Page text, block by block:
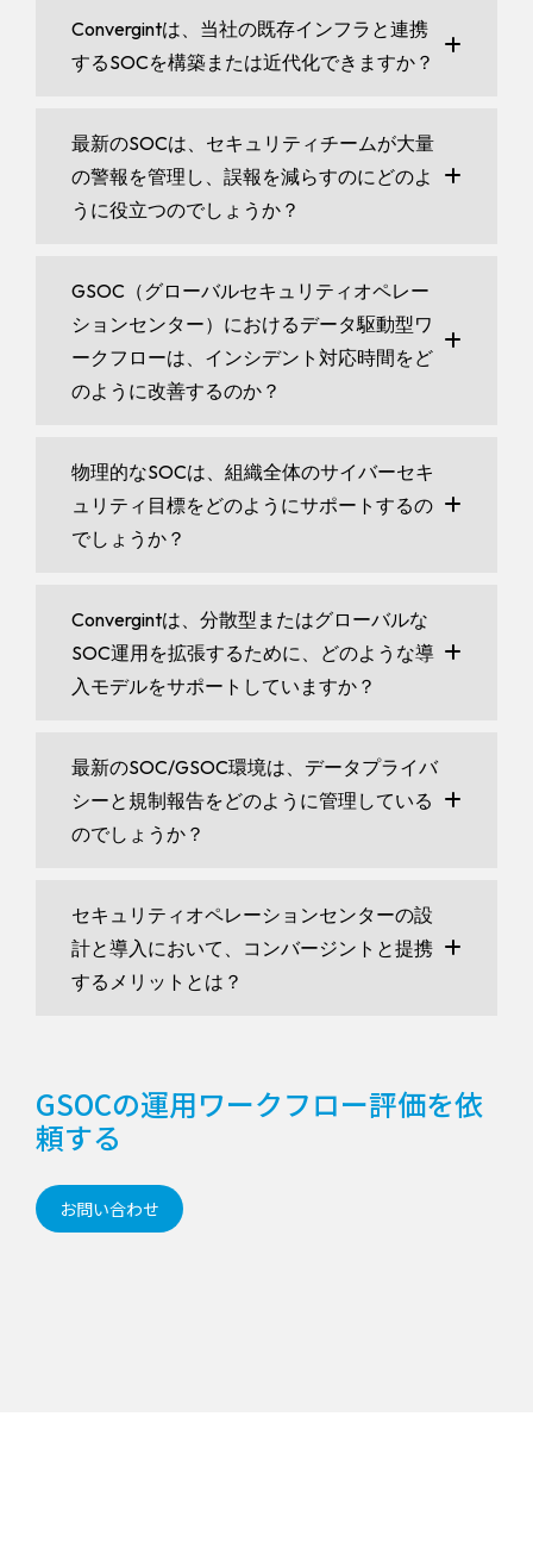
Convergintは、当社の既存インフラと連携
するSOCを構築または近代化できますか？
最新のSOCは、セキュリティチームが大量
の警報を管理し、誤報を減らすのにどのよ
うに役立つのでしょうか？
GSOC（グローバルセキュリティオペレー
ションセンター）におけるデータ駆動型ワ
ークフローは、インシデント対応時間をど
のように改善するのか？
物理的なSOCは、組織全体のサイバーセキ
ュリティ目標をどのようにサポートするの
でしょうか？
Convergintは、分散型またはグローバルな
SOC運用を拡張するために、どのような導
入モデルをサポートしていますか？
最新のSOC/GSOC環境は、データプライバ
シーと規制報告をどのように管理している
のでしょうか？
セキュリティオペレーションセンターの設
計と導入において、コンバージントと提携
するメリットとは？
GSOCの運用ワークフロー評価を依
頼する
お問い合わせ